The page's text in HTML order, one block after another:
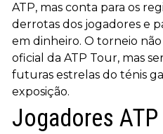
ATP, mas conta para os
derrotas dos jogadores e
em dinheiro. O torneio
oficial da ATP Tour, mas
futuras estrelas do ténis
exposição.
Jogadores